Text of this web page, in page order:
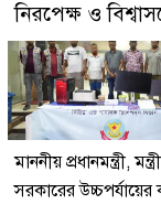
নিরপেক্ষ ও
মাননীয় প্রধানমন্ত্রী,
সরকারের উচ্চপর্যায়ের